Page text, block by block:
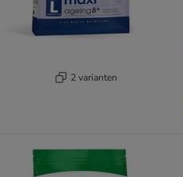
2 varianten